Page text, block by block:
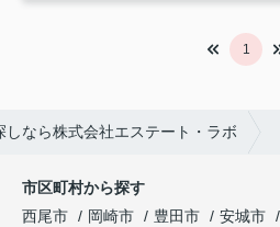
1
なら株式会社エステート・ラボ
市区町村から探す
西尾市
岡崎市 豊田市 安城市